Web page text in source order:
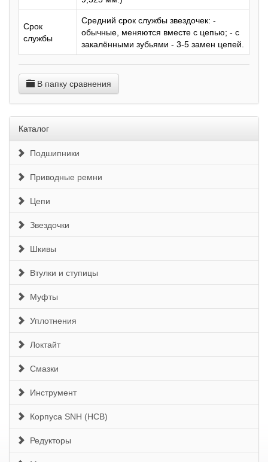
Срок
службы
Средний срок службы звездочек: -
обычные, меняются вместе с цепью; - с
закалёнными зубьями - 3-5 замен цепей.
В папку сравнения
Каталог
Подшипники
Приводные ремни
Цепи
Звездочки
Шкивы
Втулки и ступицы
Муфты
Уплотнения
Локтайт
Смазки
Инструмент
Корпуса SNH (HCB)
Редукторы